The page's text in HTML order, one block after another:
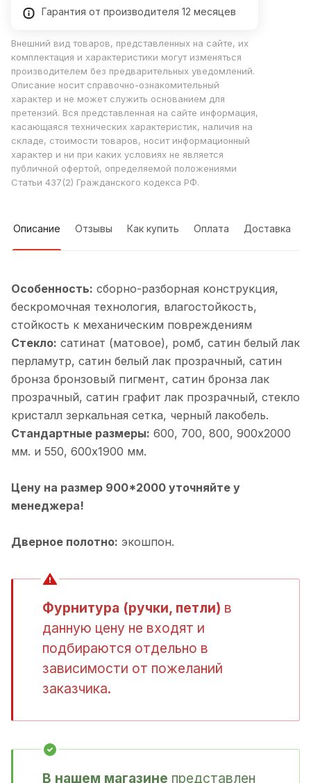
Гарантия от производителя 12 месяцев
Внешний вид товаров, представленных на сайте, их
комплектация и характеристики могут изменяться
производителем без предварительных уведомлений.
Описание носит справочно-ознакомительный
характер и не может служить основанием для
претензий. Вся представленная на сайте информация,
касающаяся технических характеристик, наличия на
складе, стоимости товаров, носит информационный
характер и ни при каких условиях не является
публичной офертой, определяемой положениями
Статьи 437(2) Гражданского кодекса РФ.
Описание Отзывы Как купить Оплата Доставка
Особенность: cборно-разборная конструкция,
бескромочная технология, влагостойкость,
стойкость к механическим повреждениям
Стекло: сатинат (матовое), ромб, cатин белый лак
перламутр, cатин белый лак прозрачный, cатин
бронза бронзовый пигмент, cатин бронза лак
прозрачный, cатин графит лак прозрачный, cтекло
кристалл зеркальная сетка, черный лакобель.
Стандартные размеры: 600, 700, 800, 900х2000
мм. и 550, 600х1900 мм.
Цену на размер 900*2000 уточняйте у
менеджера!
Дверное полотно: экошпон.
Фурнитура (ручки, петли) в
данную цену не входят и
подбираются отдельно в
зависимости от пожеланий
заказчика.
В нашем магазине представлен